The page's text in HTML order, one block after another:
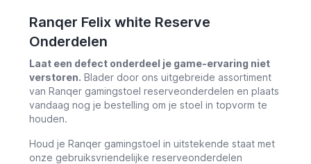
Ranqer Felix white Reserve
Onderdelen
Laat een defect onderdeel je game-ervaring niet
verstoren. Blader door ons uitgebreide assortiment
van Ranqer gamingstoel reserveonderdelen en plaats
vandaag nog je bestelling om je stoel in topvorm te
houden.
Houd je Ranqer gamingstoel in uitstekende staat met
onze gebruiksvriendelijke reserveonderdelen